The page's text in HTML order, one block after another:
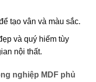
tạo vân và màu sắc.
và quý hiếm tùy
nội thất.
nghiệp MDF phủ